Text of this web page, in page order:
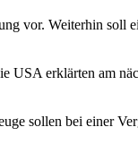
vor. Weiterhin soll
erklärten am
sollen bei einer